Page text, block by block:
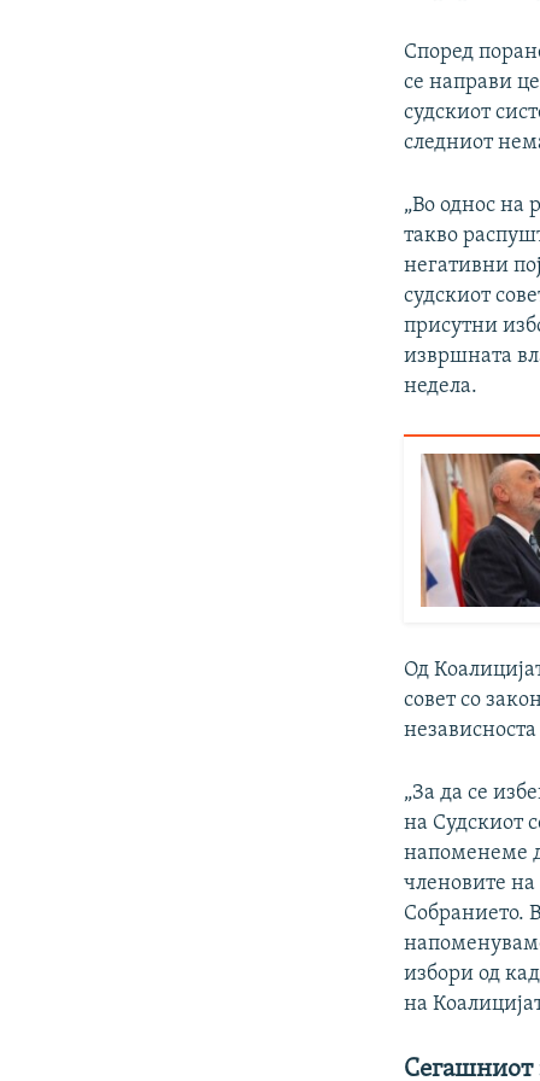
Според
се направи
судскиот
следниот
„Во однос на
такво
негативни
судскиот
присутни
извршната
недела.
Од
совет со
„За да се
на Судскиот
напоменеме
членовите на
Собранието.
избори од
на
Сегашниот